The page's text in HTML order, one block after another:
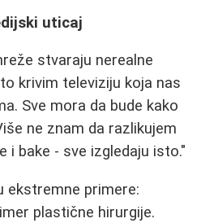
uticaj
stvaraju nerealne
krivim televiziju koja nas
Sve mora da bude kako
ne znam da razlikujem
i bake - sve izgledaju isto."
ekstremne primere:
plastične hirurgije.